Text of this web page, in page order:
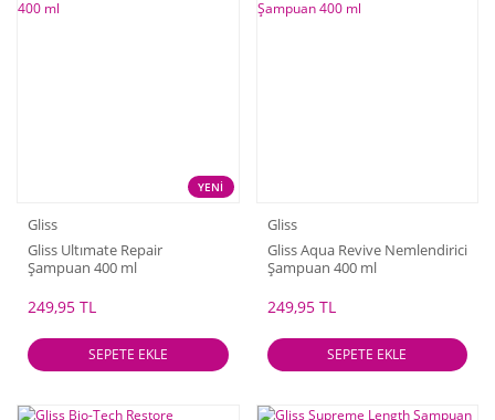
YENİ
Gliss
Gliss Ultımate Repair
Şampuan 400 ml
249,95 TL
SEPETE EKLE
Gliss
Gliss Aqua Revive Nemlendirici
Şampuan 400 ml
249,95 TL
SEPETE EKLE